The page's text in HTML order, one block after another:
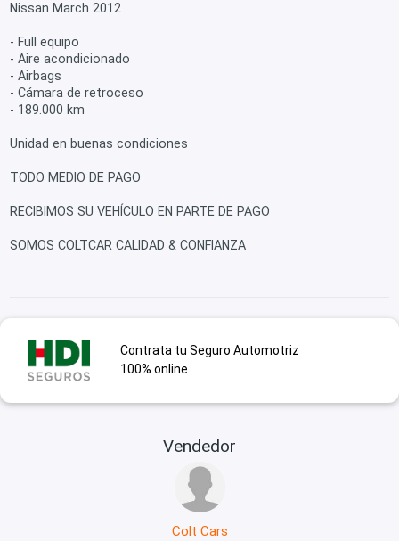
Nissan March 2012
- Full equipo
- Aire acondicionado
- Airbags
- Cámara de retroceso
- 189.000 km
Unidad en buenas condiciones
TODO MEDIO DE PAGO
RECIBIMOS SU VEHÍCULO EN PARTE DE PAGO
SOMOS COLTCAR CALIDAD & CONFIANZA
Contrata tu Seguro Automotriz
100% online
Vendedor
Colt Cars